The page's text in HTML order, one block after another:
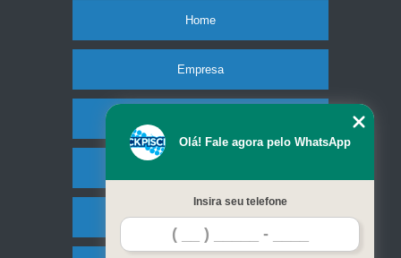
Home
Empresa
Contato
Olá! Fale agora pelo WhatsApp
Insira seu telefone